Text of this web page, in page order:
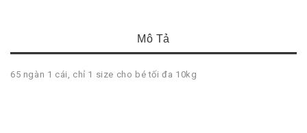
Mô Tả
65 ngàn 1 cái, chỉ 1 size cho bé tối đa 10kg